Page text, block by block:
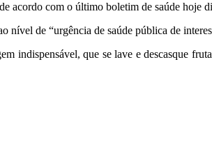
acordo com o último boletim de saúde hoje
nível de “urgência de saúde pública de
indispensável, que se lave e descasque